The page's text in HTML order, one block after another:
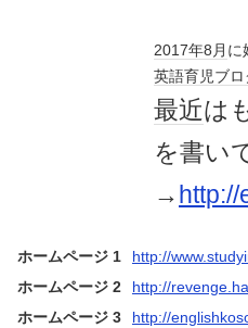
2017年8月 に
英語育児ブロ
最近は
を書い
→
ホームページ 1
http://
ホームページ 2
http://
ホームページ 3
http://